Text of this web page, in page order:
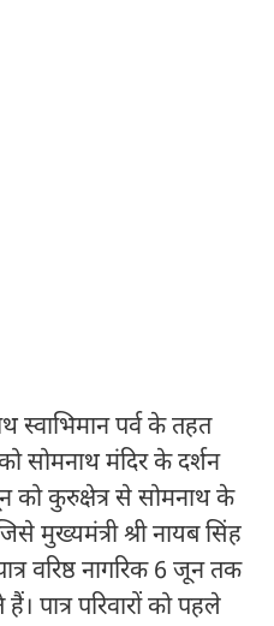
स्वाभिमान पर्व के तहत
को सोमनाथ मंदिर के दर्शन
को कुरुक्षेत्र से सोमनाथ के
मुख्यमंत्री श्री नायब सिंह
वरिष्ठ नागरिक 6 जून तक
पात्र परिवारों को पहले